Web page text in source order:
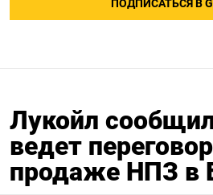
ПОДПИСАТЬСЯ В
Лукойл
ведет
продаже НПЗ в